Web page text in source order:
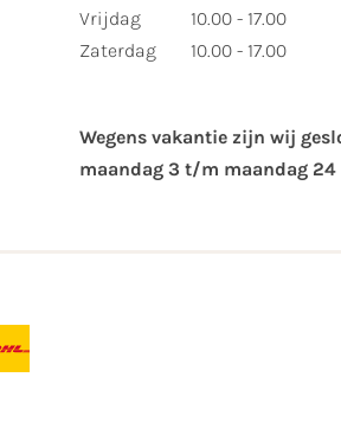
Vrijdag
Zaterdag
10.00 - 17.00
10.00 - 17.00
Wegens vakantie zijn wij
maandag 3 t/m maandag 24